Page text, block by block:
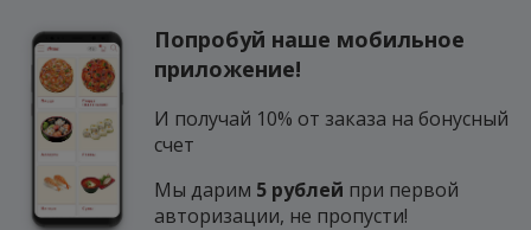
Попробуй наше мобильное
приложение!
И получай 10% от заказа на бонусный
счет
Мы дарим 5 рублей при первой
авторизации, не пропусти!